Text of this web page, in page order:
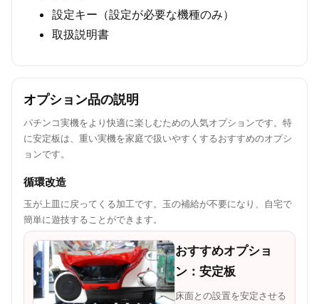
設定キー（設定が必要な機種のみ）
取扱説明書
オプション品の説明
パチンコ実機をより快適に楽しむための人気オプションです。特
に安定板は、重い実機を家庭で扱いやすくするおすすめのオプシ
ョンです。
循環改造
玉が上皿に戻ってくる加工です。玉の補給が不要になり、自宅で
簡単に遊技することができます。
おすすめオプショ
ン：安定板
床面との設置を安定させる